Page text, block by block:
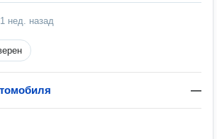
1 нед. назад
—